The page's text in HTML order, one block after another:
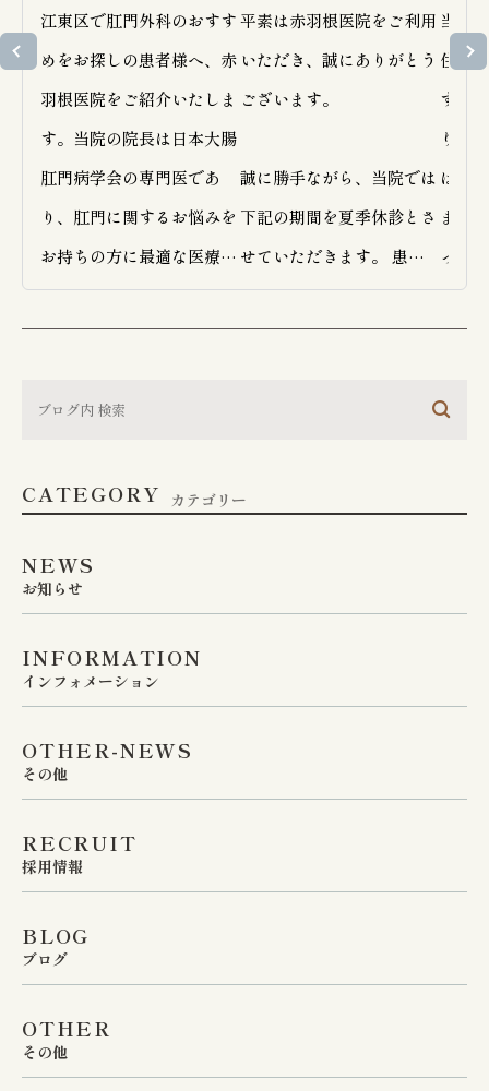
江東区で肛門外科のおすす
めをお探しの患者様へ、赤
羽根医院をご紹介いたしま
す。当院の院長は日本大腸
肛門病学会の専門医であ
り、肛門に関するお悩みを
お持ちの方に最適な医療を
提供しています。
ケートなテーマであり、多
とがあります。そのため、
悩みを相談できるよう、温
かくプライバシーに配慮し
た環境を整えています。
診察を担当し、痔核や裂
肛、痔瘻などの症状から原
因不明の痛みやかゆみま
ます。些細なお悩みでも構
ず、ぜひ一度お気軽にお立
ち寄りください。
平素は赤羽根医院をご利用
いただき、誠にありがとう
ございます。
誠に勝手ながら、当院では
下記の期間を夏季休診とさ
せていただきます。 患者
さまにはご不便とご迷惑を
おかけいたしますが、何卒
2026年8月16日（日）
（月）午前9時より、通常
を服用されている患者さま
当院
住宅
す。
りま
はご
また
って
な揺
あり
ん。
CATEGORY カテゴリー
NEWS
お知らせ
INFORMATION
インフォメーション
OTHER-NEWS
その他
RECRUIT
採用情報
BLOG
ブログ
OTHER
その他